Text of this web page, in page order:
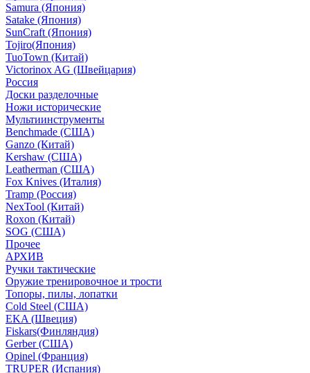
Samura (Япония)
Satake (Япония)
SunCraft (Япония)
Tojiro(Япония)
TuoTown (Китай)
Victorinox AG (Швейцария)
Россия
Доски разделочные
Ножи исторические
Мультиинструменты
Benchmade (США)
Ganzo (Китай)
Kershaw (США)
Leatherman (США)
Fox Knives (Италия)
Tramp (Россия)
NexTool (Китай)
Roxon (Китай)
SOG (США)
Прочее
АРХИВ
Ручки тактические
Оружие тренировочное и трости
Топоры, пилы, лопатки
Cold Steel (США)
EKA (Швеция)
Fiskars(Финляндия)
Gerber (США)
Opinel (Франция)
TRUPER (Испания)